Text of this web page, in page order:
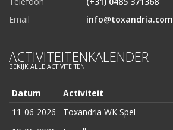
Email
info@toxandria.com
ACTIVITEITENKALENDER
BEKIJK ALLE ACTIVITEITEN
Datum Activiteit
11-06-2026
Toxandria WK Spel